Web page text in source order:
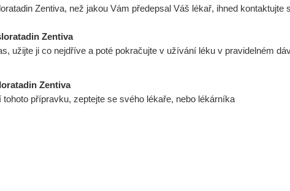
Zentiva, než jakou Vám předepsal Váš lékař, ihned kontaktujte
Zentiva
užijte ji co nejdříve a poté pokračujte v užívání léku v pravidelném
Zentiva
přípravku, zeptejte se svého lékaře, nebo lékárníka